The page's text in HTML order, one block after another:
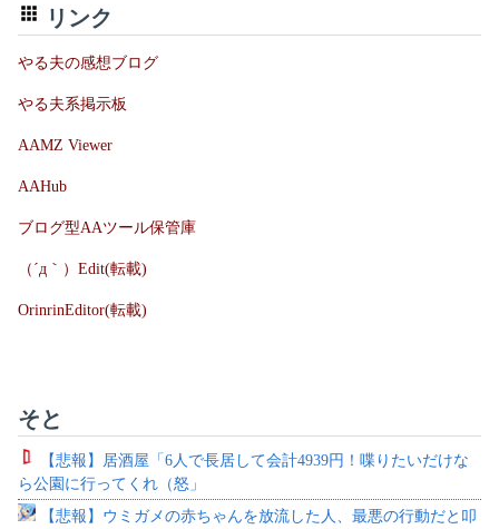
リンク
やる夫の感想ブログ
やる夫系掲示板
AAMZ Viewer
AAHub
ブログ型AAツール保管庫
（´д｀）Edit(転載)
OrinrinEditor(転載)
そと
【悲報】居酒屋「6人で長居して会計4939円！喋りたいだけな
ら公園に行ってくれ（怒」
【悲報】ウミガメの赤ちゃんを放流した人、最悪の行動だと叩